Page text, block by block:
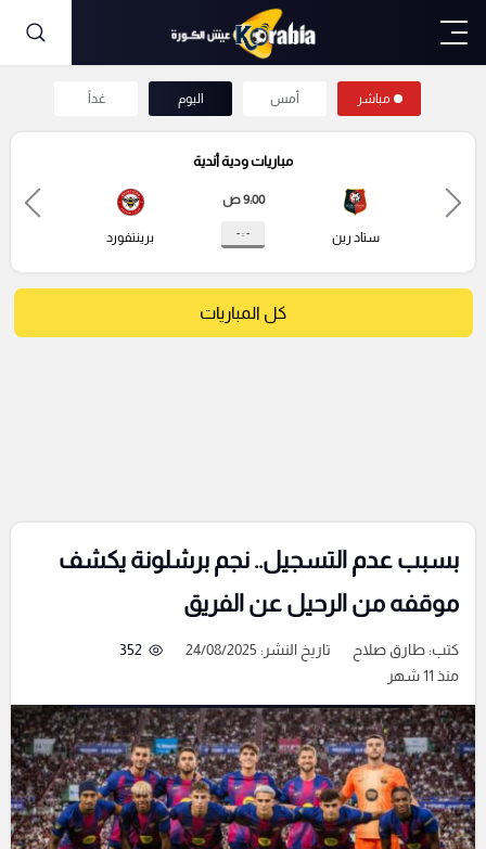
مباشر أمس اليوم غداً
مباريات ودية أندية
ستاد رين
9:00 ص
- : - برينتفورد
كل المباريات
بسبب عدم التسجيل.. نجم برشلونة يكشف
موقفه من الرحيل عن الفريق
كتب:طارق صلاح تاريخ النشر: 24/08/2025
352
منذ 11 شهر